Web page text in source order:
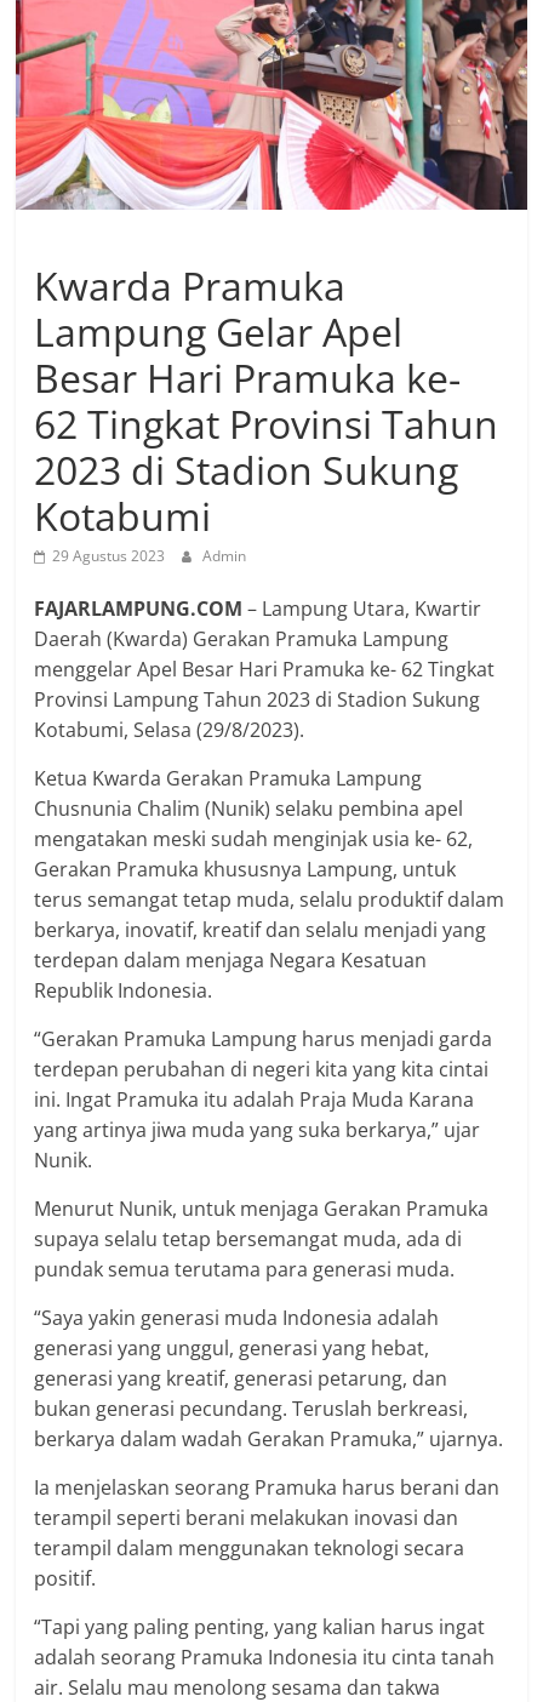
Kwarda Pramuka
Lampung Gelar Apel
Besar Hari Pramuka ke-
62 Tingkat Provinsi Tahun
2023 di Stadion Sukung
Kotabumi
29 Agustus 2023 Admin
FAJARLAMPUNG.COM– Lampung Utara, Kwartir
Daerah (Kwarda) Gerakan Pramuka Lampung
menggelar Apel Besar Hari Pramuka ke- 62 Tingkat
Provinsi Lampung Tahun 2023 di Stadion Sukung
Kotabumi, Selasa (29/8/2023).
Ketua Kwarda Gerakan Pramuka Lampung
Chusnunia Chalim (Nunik) selaku pembina apel
mengatakan meski sudah menginjak usia ke- 62,
Gerakan Pramuka khususnya Lampung, untuk
terus semangat tetap muda, selalu produktif dalam
berkarya, inovatif, kreatif dan selalu menjadi yang
terdepan dalam menjaga Negara Kesatuan
Republik Indonesia.
“Gerakan Pramuka Lampung harus menjadi garda
terdepan perubahan di negeri kita yang kita cintai
ini. Ingat Pramuka itu adalah Praja Muda Karana
yang artinya jiwa muda yang suka berkarya,” ujar
Nunik.
Menurut Nunik, untuk menjaga Gerakan Pramuka
supaya selalu tetap bersemangat muda, ada di
pundak semua terutama para generasi muda.
“Saya yakin generasi muda Indonesia adalah
generasi yang unggul, generasi yang hebat,
generasi yang kreatif, generasi petarung, dan
bukan generasi pecundang. Teruslah berkreasi,
berkarya dalam wadah Gerakan Pramuka,” ujarnya.
Ia menjelaskan seorang Pramuka harus berani dan
terampil seperti berani melakukan inovasi dan
terampil dalam menggunakan teknologi secara
positif.
“Tapi yang paling penting, yang kalian harus ingat
adalah seorang Pramuka Indonesia itu cinta tanah
air. Selalu mau menolong sesama dan takwa